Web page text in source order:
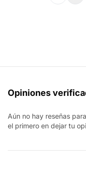
Opiniones
Aún no hay reseñas
el primero en dejar tu